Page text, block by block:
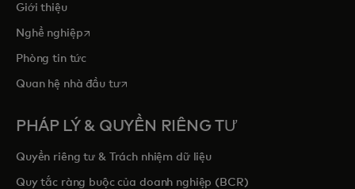
Giới thiệu
Nghề nghiệpopens in a new tab
Phòng tin tức
Quan hệ nhà đầu tưopens in a new tab
PHÁP LÝ & QUYỀN RIÊNG TƯ
Quyền riêng tư & Trách nhiệm dữ liệu
Quy tắc ràng buộc của doanh nghiệp (BCR)